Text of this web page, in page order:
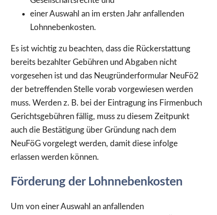
einer Auswahl an im ersten Jahr anfallenden
Lohnnebenkosten.
Es ist wichtig zu beachten, dass die Rückerstattung
bereits bezahlter Gebühren und Abgaben nicht
vorgesehen ist und das Neugründerformular NeuFö2
der betreffenden Stelle vorab vorgewiesen werden
muss. Werden z. B. bei der Eintragung ins Firmenbuch
Gerichtsgebühren fällig, muss zu diesem Zeitpunkt
auch die Bestätigung über Gründung nach dem
NeuFöG vorgelegt werden, damit diese infolge
erlassen werden können.
Förderung der Lohnnebenkosten
Um von einer Auswahl an anfallenden